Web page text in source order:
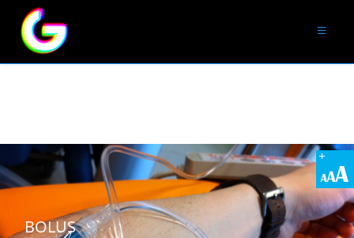
BOLUS
VIDÉOS
Emissions médicales
LIENS